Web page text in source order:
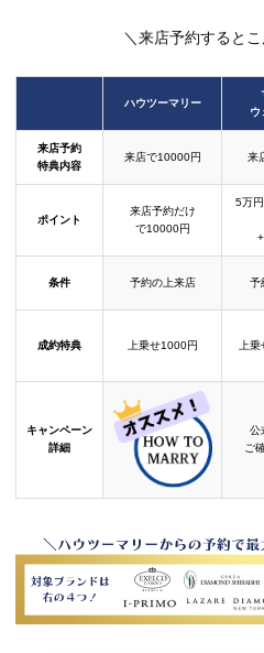
＼来店予約すると
ハウツーマリー
ウ
来店予約
特典内容
来店で10000円 来
ポイント
来店予約だけ
で10000円
5万
条件 予約の上来店 予
成約特典 上乗せ1000円 上
キャンペーン
詳細
公
ご